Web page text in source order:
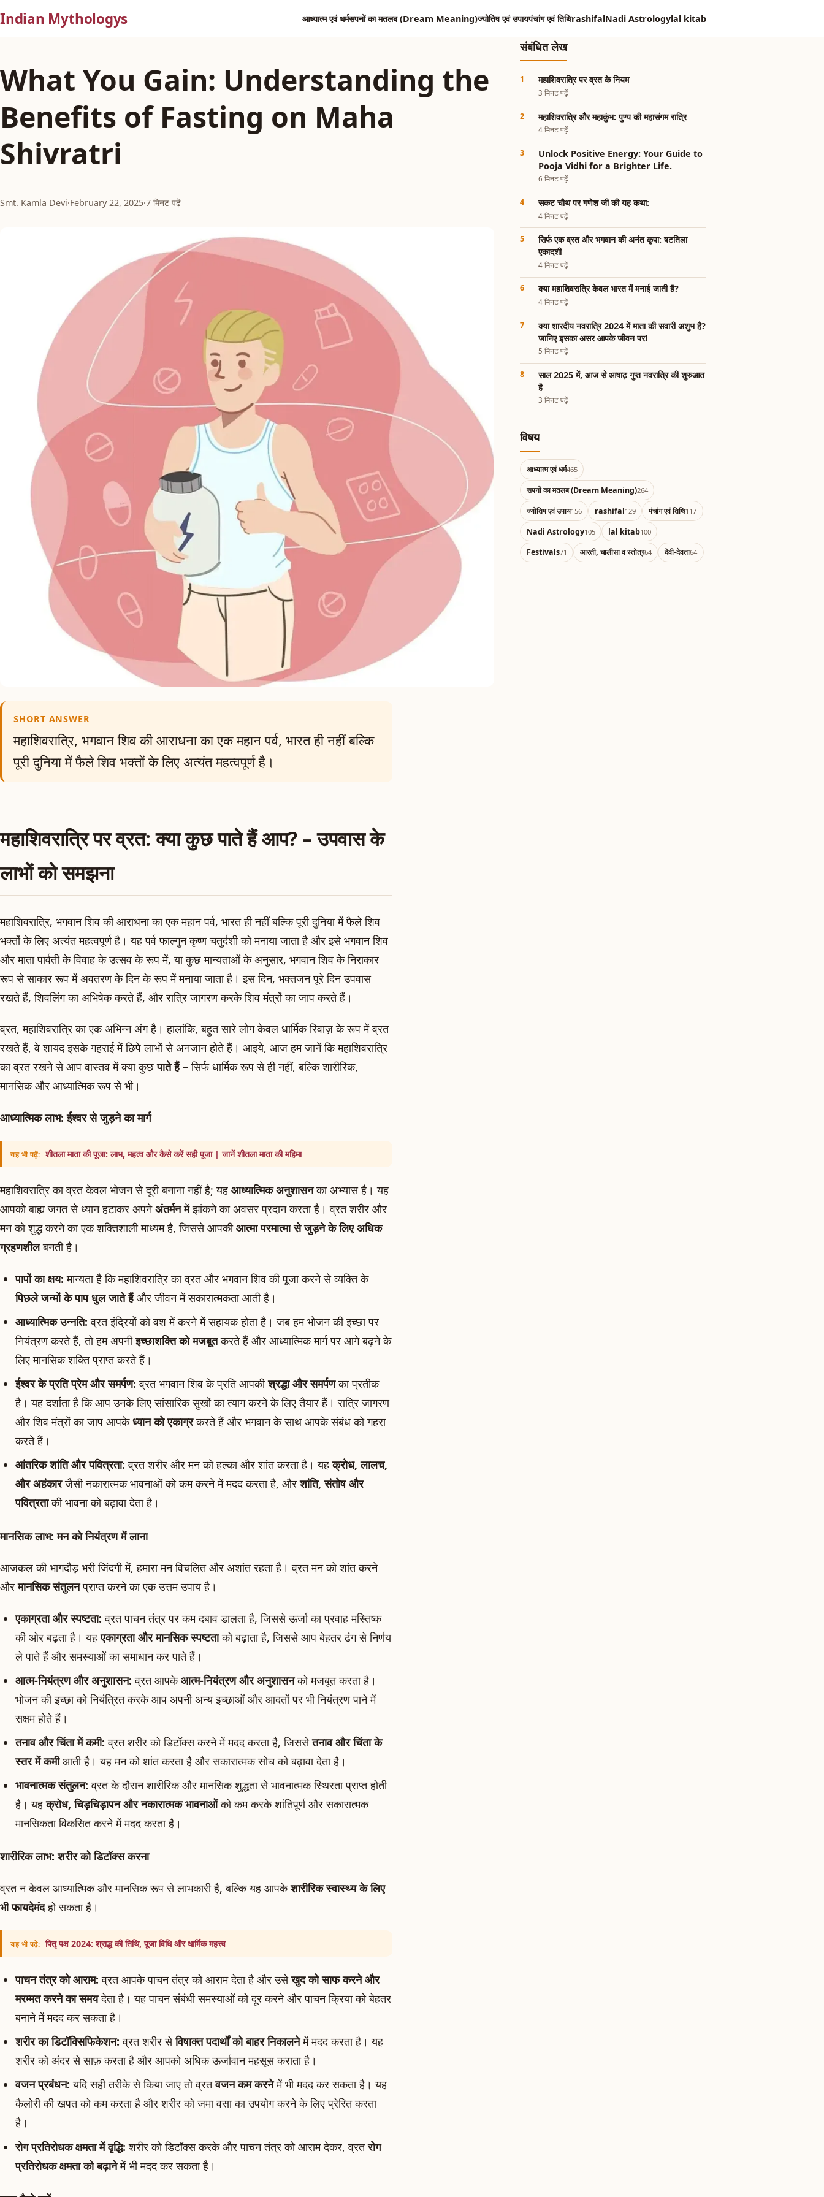
Indian Mythologys आध्यात्म एवं धर्मसपनों का मतलब (Dream Meaning)ज्योतिष एवं उपायपंचांग एवं तिथिrashifalNadi Astrologylal kitab
What You Gain: Understanding the
Benefits of Fasting on Maha
Shivratri
Smt. Kamla Devi·February 22, 2025·7 मिनट पढ़ें
SHORT ANSWER
महाशिवरात्रि, भगवान शिव की आराधना का एक महान पर्व, भारत ही नहीं बल्कि
पूरी दुनिया में फैले शिव भक्तों के लिए अत्यंत महत्वपूर्ण है।
महाशिवरात्रि पर व्रत: क्या कुछ पाते हैं आप? – उपवास के
लाभों को समझना
महाशिवरात्रि, भगवान शिव की आराधना का एक महान पर्व, भारत ही नहीं बल्कि पूरी दुनिया में फैले शिव
भक्तों के लिए अत्यंत महत्वपूर्ण है। यह पर्व फाल्गुन कृष्ण चतुर्दशी को मनाया जाता है और इसे भगवान शिव
और माता पार्वती के विवाह के उत्सव के रूप में, या कुछ मान्यताओं के अनुसार, भगवान शिव के निराकार
रूप से साकार रूप में अवतरण के दिन के रूप में मनाया जाता है। इस दिन, भक्तजन पूरे दिन उपवास
रखते हैं, शिवलिंग का अभिषेक करते हैं, और रात्रि जागरण करके शिव मंत्रों का जाप करते हैं।
व्रत, महाशिवरात्रि का एक अभिन्न अंग है। हालांकि, बहुत सारे लोग केवल धार्मिक रिवाज़ के रूप में व्रत
रखते हैं, वे शायद इसके गहराई में छिपे लाभों से अनजान होते हैं। आइये, आज हम जानें कि महाशिवरात्रि
का व्रत रखने से आप वास्तव में क्या कुछपाते हैं– सिर्फ धार्मिक रूप से ही नहीं, बल्कि शारीरिक,
मानसिक और आध्यात्मिक रूप से भी।
आध्यात्मिक लाभ: ईश्वर से जुड़ने का मार्ग
यह भी पढ़ें: शीतला माता की पूजा: लाभ, महत्व और कैसे करें सही पूजा | जानें शीतला माता की महिमा
महाशिवरात्रि का व्रत केवल भोजन से दूरी बनाना नहीं है; यह आध्यात्मिक अनुशासनका अभ्यास है। यह
आपको बाह्य जगत से ध्यान हटाकर अपनेअंतर्मनमें झांकने का अवसर प्रदान करता है। व्रत शरीर और
मन को शुद्ध करने का एक शक्तिशाली माध्यम है, जिससे आपकीआत्मा परमात्मा से जुड़ने के लिए अधिक
ग्रहणशीलबनती है।
पापों का क्षय: मान्यता है कि महाशिवरात्रि का व्रत और भगवान शिव की पूजा करने से व्यक्ति के
पिछले जन्मों के पाप धुल जाते हैंऔर जीवन में सकारात्मकता आती है।
आध्यात्मिक उन्नति: व्रत इंद्रियों को वश में करने में सहायक होता है। जब हम भोजन की इच्छा पर
नियंत्रण करते हैं, तो हम अपनीइच्छाशक्ति को मजबूतकरते हैं और आध्यात्मिक मार्ग पर आगे बढ़ने के
लिए मानसिक शक्ति प्राप्त करते हैं।
ईश्वर के प्रति प्रेम और समर्पण: व्रत भगवान शिव के प्रति आपकीश्रद्धा और समर्पणका प्रतीक
है। यह दर्शाता है कि आप उनके लिए सांसारिक सुखों का त्याग करने के लिए तैयार हैं। रात्रि जागरण
और शिव मंत्रों का जाप आपकेध्यान को एकाग्रकरते हैं और भगवान के साथ आपके संबंध को गहरा
करते हैं।
आंतरिक शांति और पवित्रता: व्रत शरीर और मन को हल्का और शांत करता है। यहक्रोध, लालच,
और अहंकारजैसी नकारात्मक भावनाओं को कम करने में मदद करता है, औरशांति, संतोष और
पवित्रताकी भावना को बढ़ावा देता है।
मानसिक लाभ: मन को नियंत्रण में लाना
आजकल की भागदौड़ भरी जिंदगी में, हमारा मन विचलित और अशांत रहता है। व्रत मन को शांत करने
औरमानसिक संतुलनप्राप्त करने का एक उत्तम उपाय है।
एकाग्रता और स्पष्टता: व्रत पाचन तंत्र पर कम दबाव डालता है, जिससे ऊर्जा का प्रवाह मस्तिष्क
की ओर बढ़ता है। यहएकाग्रता और मानसिक स्पष्टताको बढ़ाता है, जिससे आप बेहतर ढंग से निर्णय
ले पाते हैं और समस्याओं का समाधान कर पाते हैं।
आत्म-नियंत्रण और अनुशासन: व्रत आपकेआत्म-नियंत्रण और अनुशासनको मजबूत करता है।
भोजन की इच्छा को नियंत्रित करके आप अपनी अन्य इच्छाओं और आदतों पर भी नियंत्रण पाने में
सक्षम होते हैं।
तनाव और चिंता में कमी: व्रत शरीर को डिटॉक्स करने में मदद करता है, जिससेतनाव और चिंता के
स्तर में कमीआती है। यह मन को शांत करता है और सकारात्मक सोच को बढ़ावा देता है।
भावनात्मक संतुलन: व्रत के दौरान शारीरिक और मानसिक शुद्धता से भावनात्मक स्थिरता प्राप्त होती
है। यहक्रोध, चिड़चिड़ापन और नकारात्मक भावनाओंको कम करके शांतिपूर्ण और सकारात्मक
मानसिकता विकसित करने में मदद करता है।
शारीरिक लाभ: शरीर को डिटॉक्स करना
व्रत न केवल आध्यात्मिक और मानसिक रूप से लाभकारी है, बल्कि यह आपकेशारीरिक स्वास्थ्य के लिए
भी फायदेमंदहो सकता है।
यह भी पढ़ें: पितृ पक्ष 2024: श्राद्ध की तिथि, पूजा विधि और धार्मिक महत्त्व
पाचन तंत्र को आराम: व्रत आपके पाचन तंत्र को आराम देता है और उसेखुद को साफ करने और
मरम्मत करने का समयदेता है। यह पाचन संबंधी समस्याओं को दूर करने और पाचन क्रिया को बेहतर
बनाने में मदद कर सकता है।
शरीर का डिटॉक्सिफिकेशन: व्रत शरीर सेविषाक्त पदार्थों को बाहर निकालनेमें मदद करता है। यह
शरीर को अंदर से साफ़ करता है और आपको अधिक ऊर्जावान महसूस कराता है।
वजन प्रबंधन: यदि सही तरीके से किया जाए तो व्रतवजन कम करनेमें भी मदद कर सकता है। यह
कैलोरी की खपत को कम करता है और शरीर को जमा वसा का उपयोग करने के लिए प्रेरित करता
है।
रोग प्रतिरोधक क्षमता में वृद्धि: शरीर को डिटॉक्स करके और पाचन तंत्र को आराम देकर, व्रतरोग
प्रतिरोधक क्षमता को बढ़ानेमें भी मदद कर सकता है।
संबंधित लेख
महाशिवरात्रि पर व्रत के नियम
3 मिनट पढ़ें
महाशिवरात्रि और महाकुंभ: पुण्य की महासंगम रात्रि
4 मिनट पढ़ें
Unlock Positive Energy: Your Guide to
Pooja Vidhi for a Brighter Life.
6 मिनट पढ़ें
सकट चौथ पर गणेश जी की यह कथा:
4 मिनट पढ़ें
सिर्फ एक व्रत और भगवान की अनंत कृपा: षटतिला
एकादशी
4 मिनट पढ़ें
क्या महाशिवरात्रि केवल भारत में मनाई जाती है?
4 मिनट पढ़ें
क्या शारदीय नवरात्रि 2024 में माता की सवारी अशुभ है?
जानिए इसका असर आपके जीवन पर!
5 मिनट पढ़ें
साल 2025 में, आज से आषाढ़ गुप्त नवरात्रि की शुरुआत
है
3 मिनट पढ़ें
विषय
आध्यात्म एवं धर्म465
सपनों का मतलब (Dream Meaning)264
ज्योतिष एवं उपाय156 rashifal129 पंचांग एवं तिथि117
Nadi Astrology105 lal kitab100
Festivals71 आरती, चालीसा व स्तोत्र64 देवी-देवता64